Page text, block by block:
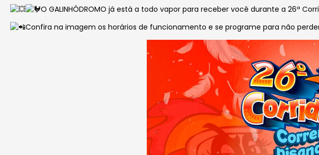
O GALINHÓDROMO já está a todo vapor para receber você durante a 26ª
Confira na imagem os horários de funcionamento e se programe para não